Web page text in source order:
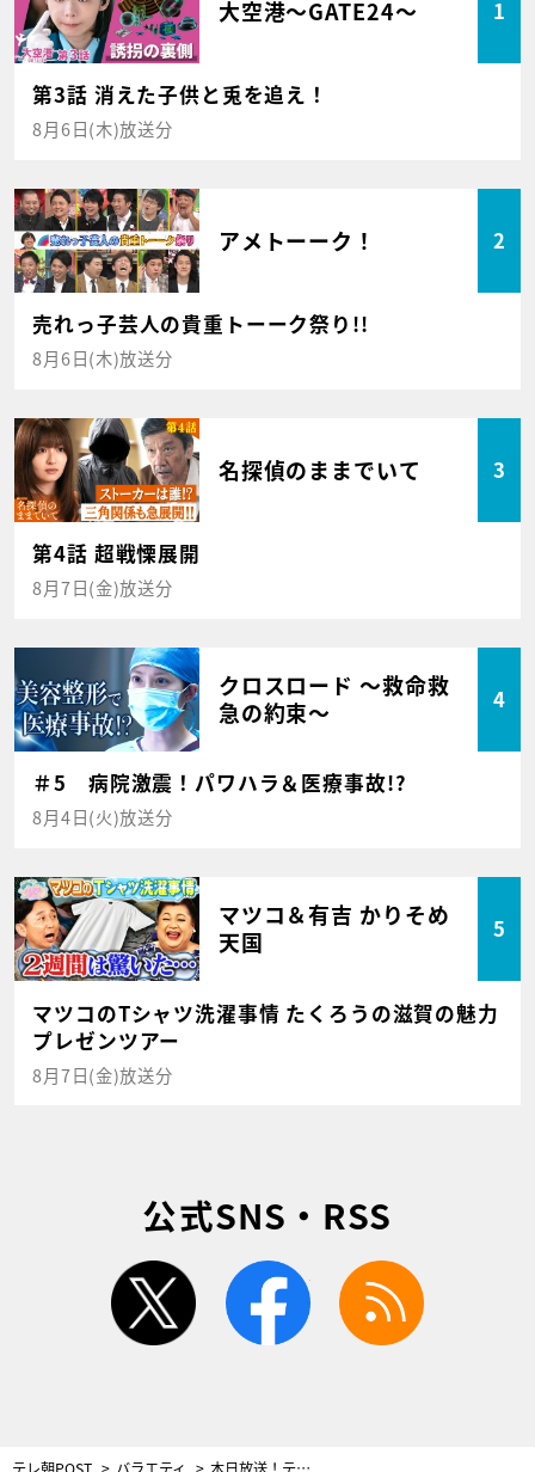
大空港～GATE24～ 1
第3話 消えた子供と兎を追え！
8月6日(木)放送分
アメトーーク！ 2
売れっ子芸人の貴重トーーク祭り!!
8月6日(木)放送分
名探偵のままでいて 3
第4話 超戦慄展開
8月7日(金)放送分
クロスロード ～救命救
急の約束～
4
＃5 病院激震！パワハラ＆医療事故!?
8月4日(火)放送分
マツコ＆有吉 かりそめ
天国
5
マツコのTシャツ洗濯事情 たくろうの滋賀の魅力
プレゼンツアー
8月7日(金)放送分
公式SNS・RSS
twitter facebook